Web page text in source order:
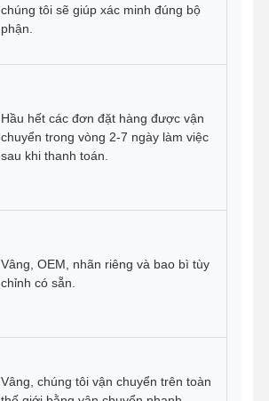
chúng tôi sẽ giúp xác minh đúng bộ
phận.
Hầu hết các đơn đặt hàng được vận
chuyển trong vòng 2-7 ngày làm việc
sau khi thanh toán.
Vâng, OEM, nhãn riêng và bao bì tùy
chỉnh có sẵn.
Vâng, chúng tôi vận chuyển trên toàn